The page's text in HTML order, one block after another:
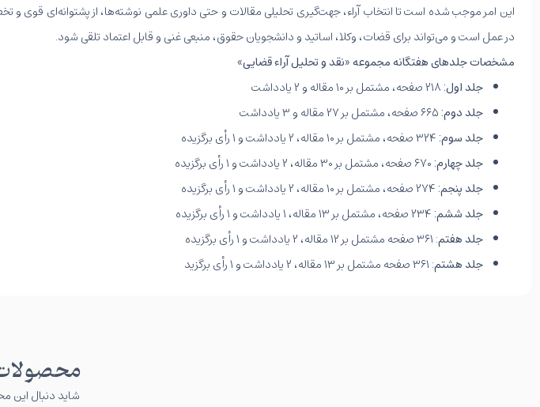
این امر موجب شده است تا انتخاب آراء، جهت‌گیری تحلیلی مقالات و حتی داوری علمی نوشته‌ها، از پشتوانه‌ای قوی
در عمل است و می‌تواند برای قضات، وکلا، اساتید و دانشجویان حقوق، منبعی غنی و قابل اعتماد تلقی شود.
مشخصات جلدهای هفتگانه مجموعه «نقد و تحلیل آراء قضایی»
جلد اول:
جلد دوم:
جلد سوم:
جلد چهارم:
جلد پنجم:
جلد ششم:
جلد هفتم: ۳۶۱ صفحه مشتمل بر ۱۲ مقاله، ۲ یادداشت و ۱ رأی برگزیده
جلد هشتم: ۳۶۱ صفحه مشتمل بر ۱۳ مقاله، ۲ یادداشت و ۱ رأی برگزید
شاید دنبال این